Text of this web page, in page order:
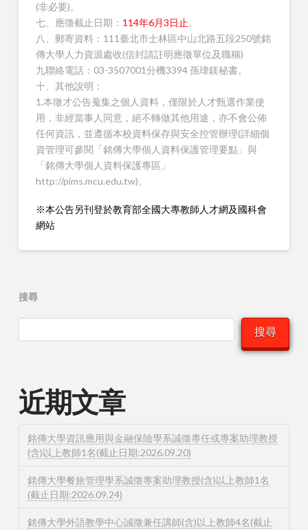
(非必要)。
七、應徵截止日期： 114年6月3日止 。
八、郵寄資料：111臺北市士林區中山北路五段250號銘
傳大學人力資源處收(信封請註明應徵單位及職稱)
九聯絡電話：03-3507001分機3394 孫瑋鎂秘書。
十、其他說明：
1.本徵才公告蒐集之個人資料，僅限於人才甄選作業使
用，非經當事人同意，絕不轉做其他用途，亦不會公佈
任何資訊，並遵循本校資料保存與安全控管辦理(詳細個
資管理可參閱「銘傳大學個人資料保護管理要點」與
「銘傳大學個人資料保護專區」
http://pims.mcu.edu.tw)。
※本公告另刊登於教育部全國大專教師人才網及國科會
網站
搜尋
搜尋
近期文章
銘傳大學資訊應用與金融保險學系誠徵專任或專案助理教授
(含)以上教師1名(截止日期:2026.09.20)
銘傳大學餐旅管理學系誠徵專案助理教授(含)以上教師1名
(截止日期:2026.09.24)
銘傳大學外語教學中心誠徵兼任講師(含)以上教師4名(截止